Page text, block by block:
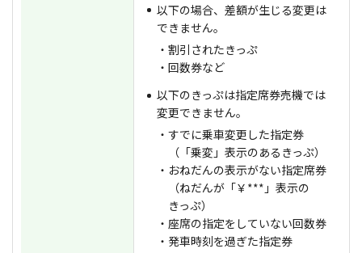
以下の場合、差額が生じる変更は
できません。
・割引されたきっぷ
・回数券など
以下のきっぷは指定席券売機では
変更できません。
・すでに乗車変更した指定券
（「乗変」表示のあるきっぷ）
・おねだんの表示がない指定席券
（ねだんが「￥***」表示の
きっぷ）
・座席の指定をしていない回数券
・発車時刻を過ぎた指定券